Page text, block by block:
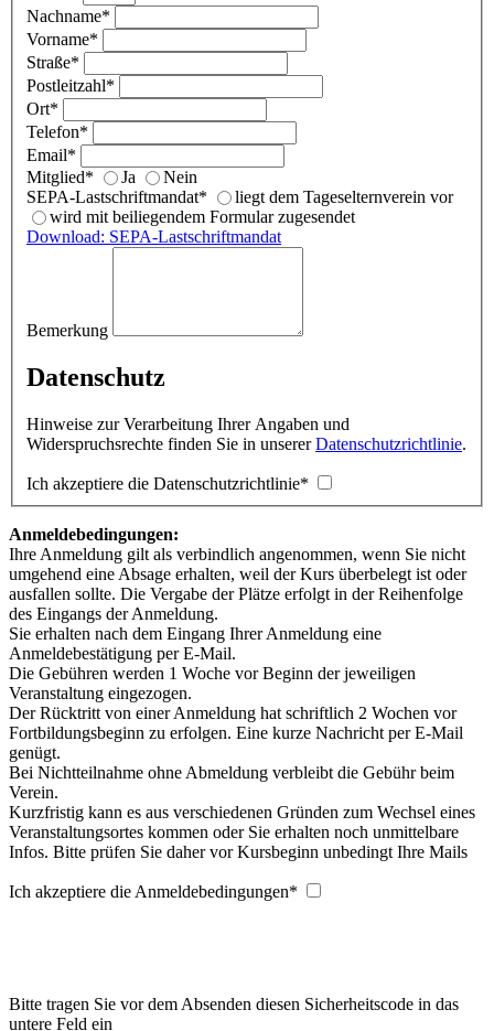
Nachname*
Vorname*
Straße*
Postleitzahl*
Ort*
Telefon*
Email*
Mitglied* Ja
Nein
SEPA-Lastschriftmandat*
liegt dem Tageselternverein vor
wird mit beiliegendem Formular zugesendet
Download: SEPA-Lastschriftmandat
Bemerkung
Datenschutz
Hinweise zur Verarbeitung Ihrer Angaben und
Widerspruchsrechte finden Sie in unsererDatenschutzrichtlinie.
Ich akzeptiere die Datenschutzrichtlinie*
Anmeldebedingungen:
Ihre Anmeldung gilt als verbindlich angenommen, wenn Sie nicht
umgehend eine Absage erhalten, weil der Kurs überbelegt ist oder
ausfallen sollte. Die Vergabe der Plätze erfolgt in der Reihenfolge
des Eingangs der Anmeldung.
Sie erhalten nach dem Eingang Ihrer Anmeldung eine
Anmeldebestätigung per E-Mail.
Die Gebühren werden 1 Woche vor Beginn der jeweiligen
Veranstaltung eingezogen.
Der Rücktritt von einer Anmeldung hat schriftlich 2 Wochen vor
Fortbildungsbeginn zu erfolgen. Eine kurze Nachricht per E-Mail
genügt.
Bei Nichtteilnahme ohne Abmeldung verbleibt die Gebühr beim
Verein.
Kurzfristig kann es aus verschiedenen Gründen zum Wechsel eines
Veranstaltungsortes kommen oder Sie erhalten noch unmittelbare
Infos. Bitte prüfen Sie daher vor Kursbeginn unbedingt Ihre Mails
Ich akzeptiere die Anmeldebedingungen*
Bitte tragen Sie vor dem Absenden diesen Sicherheitscode in das
untere Feld ein